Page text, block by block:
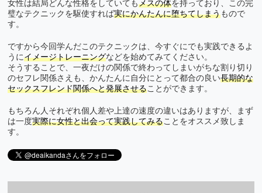
女性は結局どんな性格をしていてもメスの体を持っており、この完
璧なテクニックを駆使すれば実にかんたんに堕ちてしまうもので
す。
ですから今回学んだこのテクニックは、今すぐにでも実践できるよ
うにイメージトレーニングなどを始めてみてください。
そうすることで、一夜だけの関係で終わってしまいがちな割り切り
のセフレ関係さえも、かんたんに自分にとって都合の良い長期的な
セックスフレンド関係へと発展させることができます。
もちろん人それぞれ個人差や上達の速度の違いはありますが、まず
は一度実際に女性と出会って実践してみることをオススメ致しま
す。